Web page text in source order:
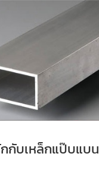
กับเหล็กแป๊บแบน